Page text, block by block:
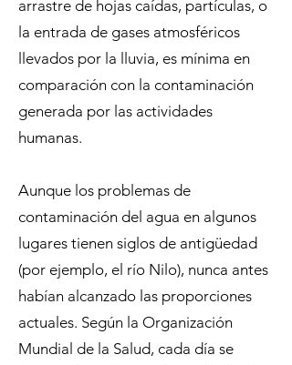
arrastre de hojas caídas, partículas, o
la entrada de gases atmosféricos
llevados por la lluvia, es mínima en
comparación con la contaminación
generada por las actividades
humanas.
Aunque los problemas de
contaminación del agua en algunos
lugares tienen siglos de antigüedad
(por ejemplo, el río Nilo), nunca antes
habían alcanzado las proporciones
actuales. Según la Organización
Mundial de la Salud, cada día se